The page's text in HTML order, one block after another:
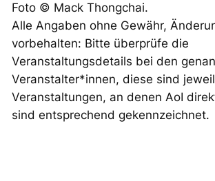
Foto © Mack Thongchai.
Alle Angaben ohne Gewähr,
vorbehalten: Bitte überprüfe die
Veranstaltungsdetails bei den
Veranstalter*innen, diese sind
Veranstaltungen, an denen AoI
sind entsprechend gekennzeichnet.